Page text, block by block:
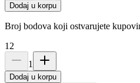
Dodaj u korpu
Broj bodova koji ostvarujete
12
1
Dodaj u korpu